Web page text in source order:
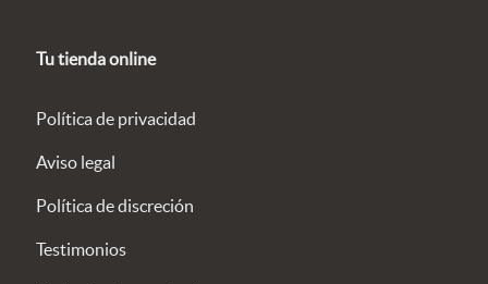
Tu tienda online
Política de privacidad
Aviso legal
Política de discreción
Testimonios